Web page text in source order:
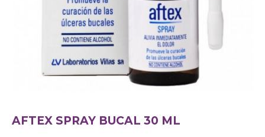
AFTEX SPRAY BUCAL 30 ML